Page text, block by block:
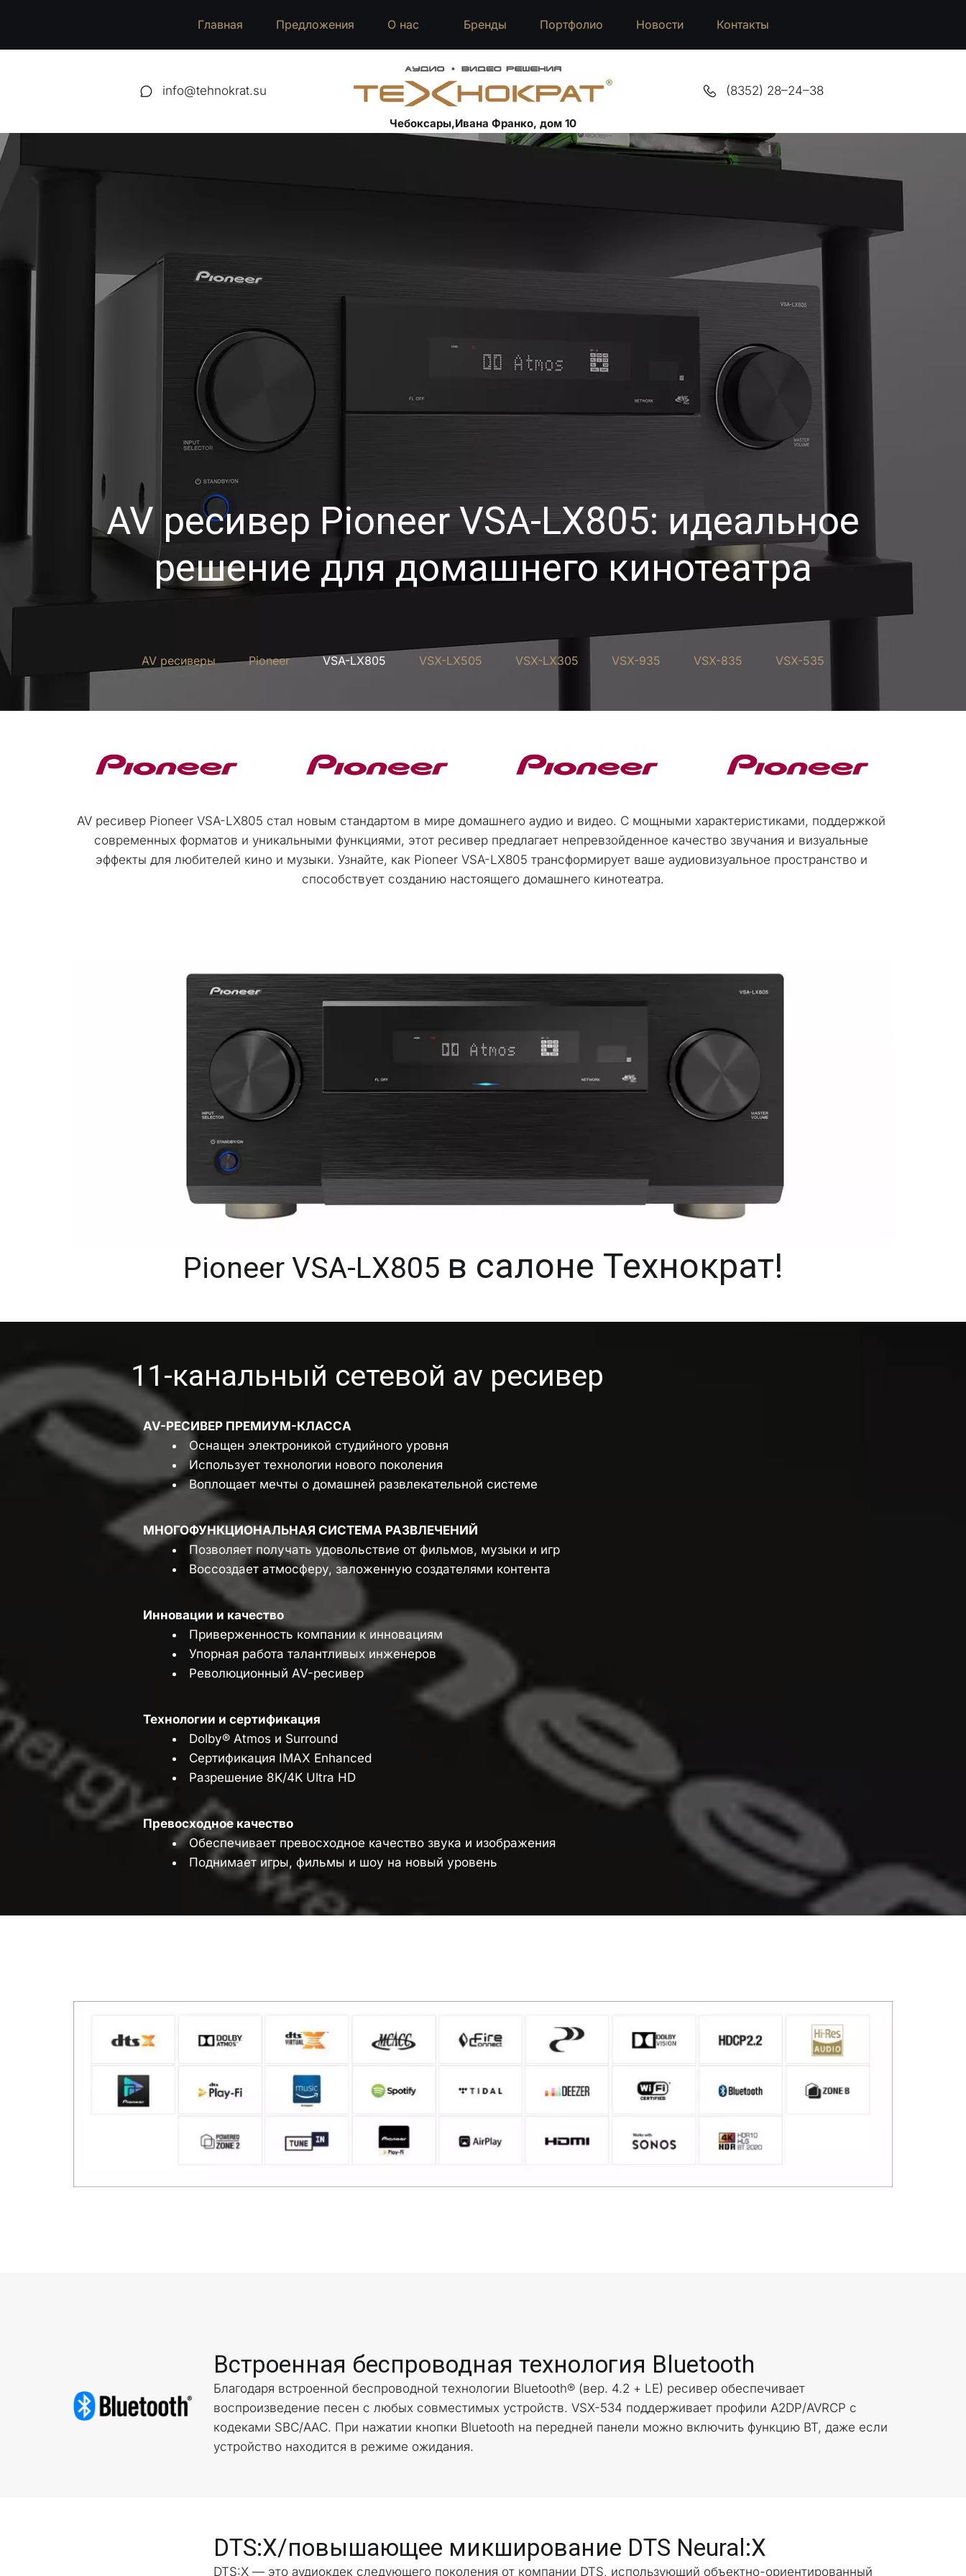
Главная Предложения О нас Бренды Портфолио Новости Контакты
info@tehnokrat.su (8352) 28–24–38
Чебоксары,Ивана Франко, дом 10
AV ресивер Pioneer VSA-LX805: идеальное
решение для домашнего кинотеатра
AV ресиверы Pioneer VSA-LX805 VSX-LX505 VSX-LX305 VSX-935 VSX-835 VSX-535
AV ресивер Pioneer VSA-LX805 стал новым стандартом в мире домашнего аудио и видео. С мощными характеристиками, поддержкой
современных форматов и уникальными функциями, этот ресивер предлагает непревзойденное качество звучания и визуальные
эффекты для любителей кино и музыки. Узнайте, как Pioneer VSA-LX805 трансформирует ваше аудиовизуальное пространство и
способствует созданию настоящего домашнего кинотеатра.
Pioneer VSA-LX805 в салоне Технократ!
11-канальный сетевой av ресивер
AV-РЕСИВЕР ПРЕМИУМ-КЛАССА
Оснащен электроникой студийного уровня
Использует технологии нового поколения
Воплощает мечты о домашней развлекательной системе
МНОГОФУНКЦИОНАЛЬНАЯ СИСТЕМА РАЗВЛЕЧЕНИЙ
Позволяет получать удовольствие от фильмов, музыки и игр
Воссоздает атмосферу, заложенную создателями контента
Инновации и качество
Приверженность компании к инновациям
Упорная работа талантливых инженеров
Революционный AV-ресивер
Технологии и сертификация
Dolby® Atmos и Surround
Сертификация IMAX Enhanced
Разрешение 8K/4K Ultra HD
Превосходное качество
Обеспечивает превосходное качество звука и изображения
Поднимает игры, фильмы и шоу на новый уровень
Встроенная беспроводная технология Bluetooth
Благодаря встроенной беспроводной технологии Bluetooth® (вер. 4.2 + LE) ресивер обеспечивает
воспроизведение песен с любых совместимых устройств. VSX-534 поддерживает профили A2DP/AVRCP с
кодеками SBC/AAC. При нажатии кнопки Bluetooth на передней панели можно включить функцию BT, даже если
устройство находится в режиме ожидания.
DTS:X/повышающее микширование DTS Neural:X
DTS:X — это аудиокдек следующего поколения от компании DTS, использующий объектно-ориентированный